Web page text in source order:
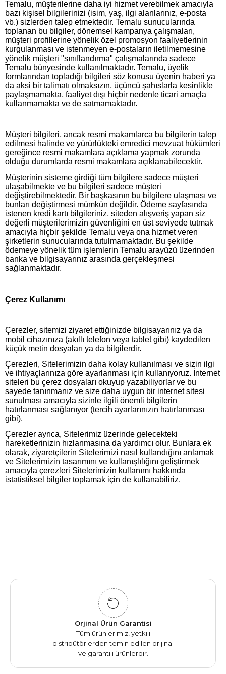
Temalu, müşterilerine daha iyi hizmet verebilmek amacıyla
bazı kişisel bilgilerinizi (isim, yaş, ilgi alanlarınız, e-posta
vb.) sizlerden talep etmektedir. Temalu sunucularında
toplanan bu bilgiler, dönemsel kampanya çalışmaları,
müşteri profillerine yönelik özel promosyon faaliyetlerinin
kurgulanması ve istenmeyen e-postaların iletilmemesine
yönelik müşteri "sınıflandırma" çalışmalarında sadece
Temalu bünyesinde kullanılmaktadır. Temalu, üyelik
formlarından topladığı bilgileri söz konusu üyenin haberi ya
da aksi bir talimatı olmaksızın, üçüncü şahıslarla kesinlikle
paylaşmamakta, faaliyet dışı hiçbir nedenle ticari amaçla
kullanmamakta ve de satmamaktadır.
Müşteri bilgileri, ancak resmi makamlarca bu bilgilerin talep
edilmesi halinde ve yürürlükteki emredici mevzuat hükümleri
gereğince resmi makamlara açıklama yapmak zorunda
olduğu durumlarda resmi makamlara açıklanabilecektir.
Müşterinin sisteme girdiği tüm bilgilere sadece müşteri
ulaşabilmekte ve bu bilgileri sadece müşteri
değiştirebilmektedir. Bir başkasının bu bilgilere ulaşması ve
bunları değiştirmesi mümkün değildir. Ödeme sayfasında
istenen kredi kartı bilgileriniz, siteden alışveriş yapan siz
değerli müşterilerimizin güvenliğini en üst seviyede tutmak
amacıyla hiçbir şekilde Temalu veya ona hizmet veren
şirketlerin sunucularında tutulmamaktadır. Bu şekilde
ödemeye yönelik tüm işlemlerin Temalu arayüzü üzerinden
banka ve bilgisayarınız arasında gerçekleşmesi
sağlanmaktadır.
Çerez Kullanımı
Çerezler, sitemizi ziyaret ettiğinizde bilgisayarınız ya da
mobil cihazınıza (akıllı telefon veya tablet gibi) kaydedilen
küçük metin dosyaları ya da bilgilerdir.
Çerezleri, Sitelerimizin daha kolay kullanılması ve sizin ilgi
ve ihtiyaçlarınıza göre ayarlanması için kullanıyoruz. İnternet
siteleri bu çerez dosyaları okuyup yazabiliyorlar ve bu
sayede tanınmanız ve size daha uygun bir internet sitesi
sunulması amacıyla sizinle ilgili önemli bilgilerin
hatırlanması sağlanıyor (tercih ayarlarınızın hatırlanması
gibi).
Çerezler ayrıca, Sitelerimiz üzerinde gelecekteki
hareketlerinizin hızlanmasına da yardımcı olur. Bunlara ek
olarak, ziyaretçilerin Sitelerimizi nasıl kullandığını anlamak
ve Sitelerimizin tasarımını ve kullanışlılığını geliştirmek
amacıyla çerezleri Sitelerimizin kullanımı hakkında
istatistiksel bilgiler toplamak için de kullanabiliriz.
Orjinal Ürün Garantisi
Tüm ürünlerimiz, yetkili
distribütörlerden temin edilen orijinal
ve garantili ürünlerdir.